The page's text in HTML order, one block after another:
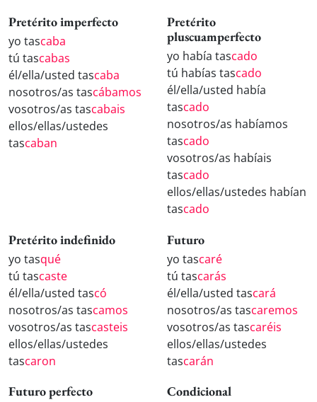
Pretérito imperfecto
yo tascaba
tú tascabas
él/ella/usted tascaba
nosotros/as tascábamos
vosotros/as tascabais
ellos/ellas/ustedes
tascaban
Pretérito
pluscuamperfecto
yo había tascado
tú habías tascado
él/ella/usted había
tascado
nosotros/as habíamos
tascado
vosotros/as habíais
tascado
ellos/ellas/ustedes habían
tascado
Pretérito indefinido
yo tasqué
tú tascaste
él/ella/usted tascó
nosotros/as tascamos
vosotros/as tascasteis
ellos/ellas/ustedes
tascaron
Futuro
yo tascaré
tú tascarás
él/ella/usted tascará
nosotros/as tascaremos
vosotros/as tascaréis
ellos/ellas/ustedes
tascarán
Futuro perfecto Condicional